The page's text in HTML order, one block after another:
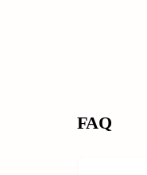
FAQ